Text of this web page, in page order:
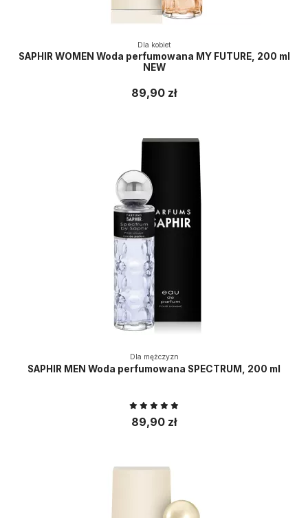
Dla kobiet
SAPHIR WOMEN Woda perfumowana MY FUTURE, 200 ml
NEW
89,90 zł
Dla mężczyzn
SAPHIR MEN Woda perfumowana SPECTRUM, 200 ml
89,90 zł